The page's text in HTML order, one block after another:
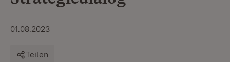
01.08.2023
Teilen